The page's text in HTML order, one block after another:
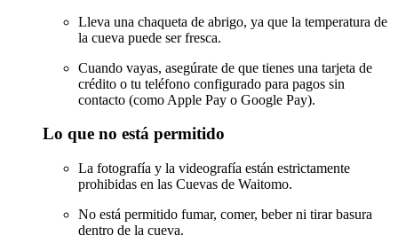
Lleva una chaqueta de abrigo, ya que la temperatura de
la cueva puede ser fresca.
Cuando vayas, asegúrate de que tienes una tarjeta de
crédito o tu teléfono configurado para pagos sin
contacto (como Apple Pay o Google Pay).
Lo que no está permitido
La fotografía y la videografía están estrictamente
prohibidas en las Cuevas de Waitomo.
No está permitido fumar, comer, beber ni tirar basura
dentro de la cueva.